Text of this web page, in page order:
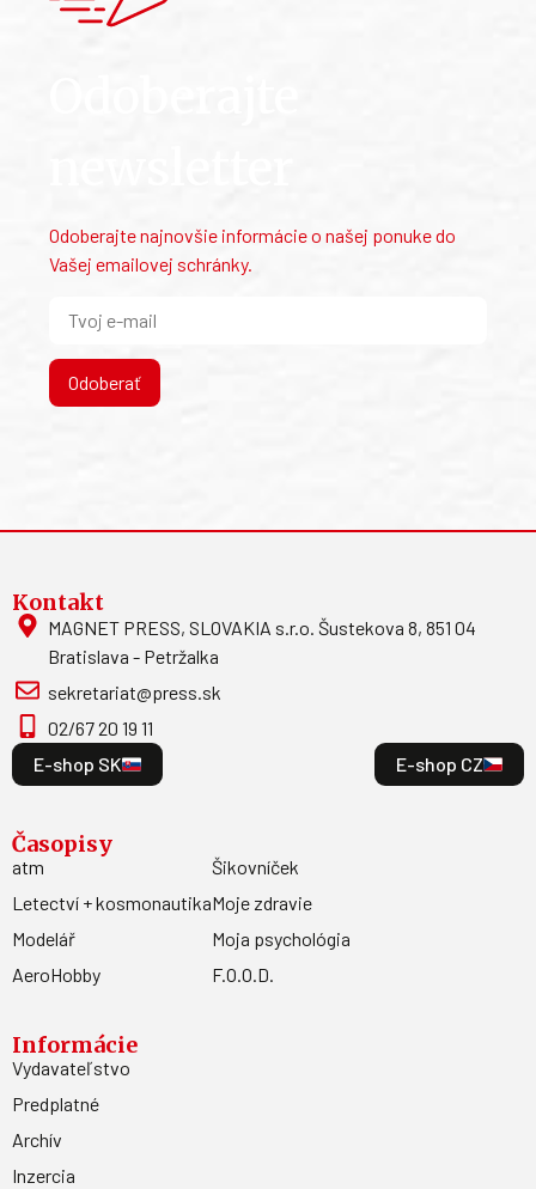
Odoberajte najnovšie informácie o našej ponuke do
Vašej emailovej schránky.
Odoberať
Kontakt
MAGNET PRESS, SLOVAKIA s.r.o. Šustekova 8, 851 04
Bratislava - Petržalka
sekretariat@press.sk
02/67 20 19 11
E-shop SK
E-shop CZ
Časopisy
atm
Letectví + kosmonautika
Modelář
AeroHobby
Šikovníček
Moje zdravie
Moja psychológia
F.O.O.D.
Informácie
Vydavateľstvo
Predplatné
Archív
Inzercia